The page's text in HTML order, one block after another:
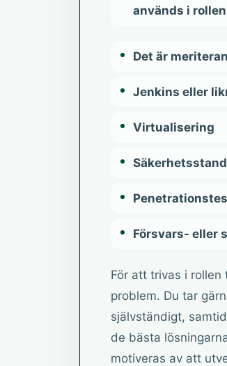
används i rollen
Det är
Jenkins eller
Virtualisering
Försvars- eller
För att trivas i
problem. Du tar
självständigt,
de bästa
motiveras av att